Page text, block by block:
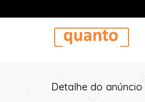
Detalhe do anúncio